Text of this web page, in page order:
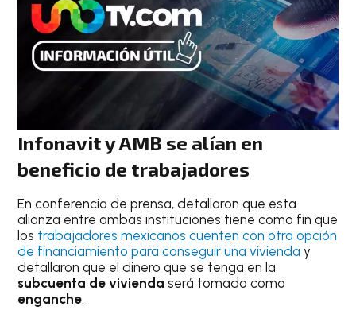
Infonavit y AMB se alían en
beneficio de trabajadores
En conferencia de prensa, detallaron que esta
alianza entre ambas instituciones tiene como fin que
los trabajadores mexicanos cuenten con otra opción
de financiamiento para conseguir una vivienday
detallaron que el dinero que se tenga en la
subcuenta de viviendaserá tomado como
enganche.